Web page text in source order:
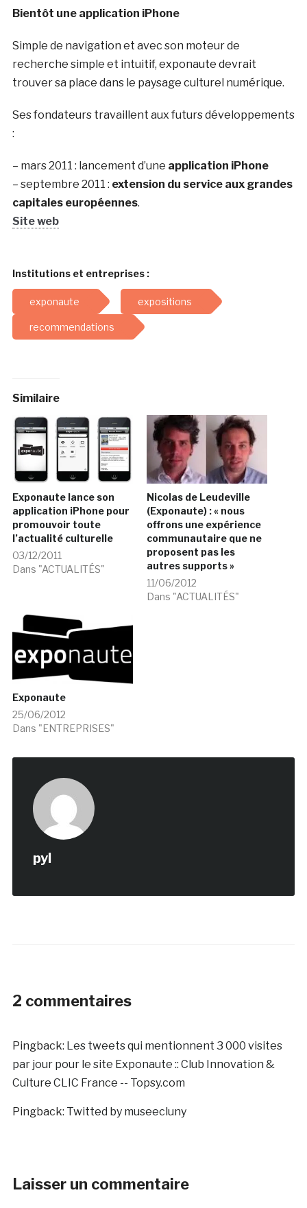
Bientôt une application iPhone
Simple de navigation et avec son moteur de
recherche simple et intuitif, exponaute devrait
trouver sa place dans le paysage culturel numérique.
Ses fondateurs travaillent aux futurs développements
:
– mars 2011 : lancement d’une application iPhone
– septembre 2011 : extension du service aux grandes
capitales européennes.
Site web
Institutions et entreprises :
exponaute expositions
recommendations
Similaire
Exponaute lance son
application iPhone pour
promouvoir toute
l’actualité culturelle
03/12/2011
Dans "ACTUALITÉS"
Nicolas de Leudeville
(Exponaute) : « nous
offrons une expérience
communautaire que ne
proposent pas les
autres supports »
11/06/2012
Dans "ACTUALITÉS"
Exponaute
25/06/2012
Dans "ENTREPRISES"
pyl
2 commentaires
Pingback: Les tweets qui mentionnent 3 000 visites
par jour pour le site Exponaute :: Club Innovation &
Culture CLIC France -- Topsy.com
Pingback: Twitted by museecluny
Laisser un commentaire